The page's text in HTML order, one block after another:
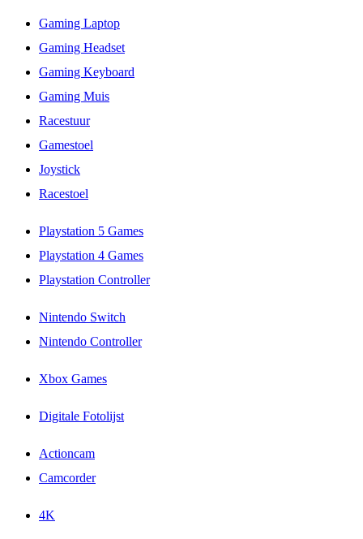
Gaming Laptop
Gaming Headset
Gaming Keyboard
Gaming Muis
Racestuur
Gamestoel
Joystick
Racestoel
Playstation 5 Games
Playstation 4 Games
Playstation Controller
Nintendo Switch
Nintendo Controller
Xbox Games
Digitale Fotolijst
Actioncam
Camcorder
4K